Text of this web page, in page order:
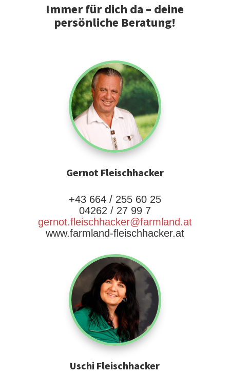
Immer für dich da – deine
persönliche Beratung!
Gernot Fleischhacker
+43 664 / 255 60 25
04262 / 27 99 7
gernot.fleischhacker@farmland.at
www.farmland-fleischhacker.at
Uschi Fleischhacker